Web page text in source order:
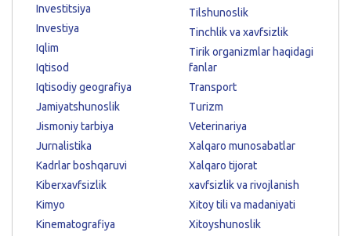
Investitsiya
Investiya
Iqlim
Iqtisod
Iqtisodiy geografiya
Jamiyatshunoslik
Jismoniy tarbiya
Jurnalistika
Kadrlar boshqaruvi
Kiberxavfsizlik
Kimyo
Kinematografiya
Tilshunoslik
Tinchlik va xavfsizlik
Tirik organizmlar haqidagi
fanlar
Transport
Turizm
Veterinariya
Xalqaro munosabatlar
Xalqaro tijorat
xavfsizlik va rivojlanish
Xitoy tili va madaniyati
Xitoyshunoslik